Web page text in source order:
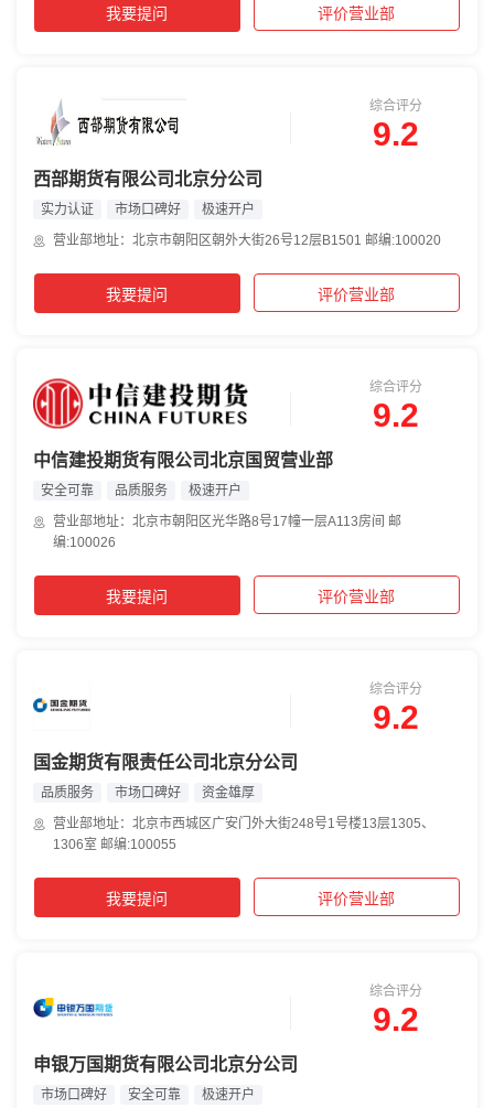
我要提问 评价营业部
综合评分
9.2
西部期货有限公司北京分公司
实力认证 市场口碑好
极速开户
营业部地址：北京市朝阳区朝外大街26号12层B1501 邮编:100020
我要提问 评价营业部
综合评分
9.2
中信建投期货有限公司北京国贸营业部
安全可靠 品质服务
极速开户
营业部地址：北京市朝阳区光华路8号17幢一层A113房间 邮
编:100026
我要提问 评价营业部
综合评分
9.2
国金期货有限责任公司北京分公司
品质服务 市场口碑好
资金雄厚
营业部地址：北京市西城区广安门外大街248号1号楼13层1305、
1306室 邮编:100055
我要提问 评价营业部
综合评分
9.2
申银万国期货有限公司北京分公司
市场口碑好 安全可靠
极速开户